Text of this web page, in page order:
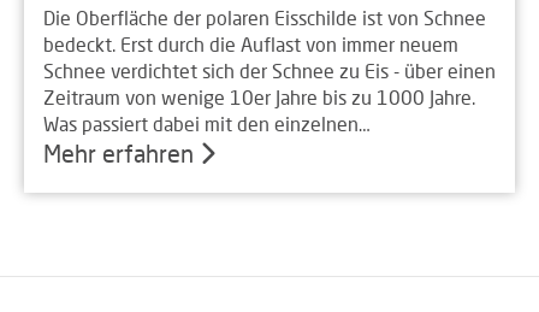
Die Oberfläche der polaren Eisschilde ist von Schnee
bedeckt. Erst durch die Auflast von immer neuem
Schnee verdichtet sich der Schnee zu Eis - über einen
Zeitraum von wenige 10er Jahre bis zu 1000 Jahre.
Was passiert dabei mit den einzelnen…
Mehr erfahren